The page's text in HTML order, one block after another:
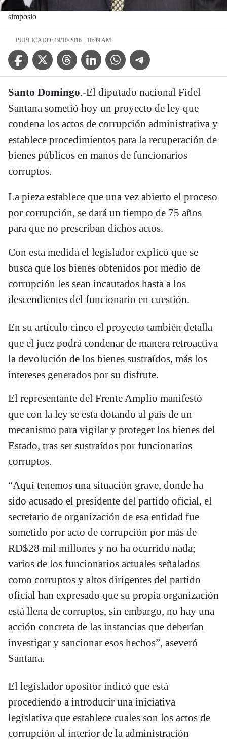
simposio
PUBLICADO: 19/10/2016 - 10:49 AM
Facebook IconTwitter IconThreads IconLinkedin IconWhatsApp IconTelegram Icon
Santo Domingo.-El diputado nacional Fidel
Santana sometió hoy un proyecto de ley que
condena los actos de corrupción administrativa y
establece procedimientos para la recuperación de
bienes públicos en manos de funcionarios
corruptos.
La pieza establece que una vez abierto el proceso
por corrupción, se dará un tiempo de 75 años
para que no prescriban dichos actos.
Con esta medida el legislador explicó que se
busca que los bienes obtenidos por medio de
corrupción les sean incautados hasta a los
descendientes del funcionario en cuestión.
En su artículo cinco el proyecto también detalla
que el juez podrá condenar de manera retroactiva
la devolución de los bienes sustraídos, más los
intereses generados por su disfrute.
El representante del Frente Amplio manifestó
que con la ley se esta dotando al país de un
mecanismo para vigilar y proteger los bienes del
Estado, tras ser sustraídos por funcionarios
corruptos.
“Aquí tenemos una situación grave, donde ha
sido acusado el presidente del partido oficial, el
secretario de organización de esa entidad fue
sometido por acto de corrupción por más de
RD$28 mil millones y no ha ocurrido nada;
varios de los funcionarios actuales señalados
como corruptos y altos dirigentes del partido
oficial han expresado que su propia organización
está llena de corruptos, sin embargo, no hay una
acción concreta de las instancias que deberían
investigar y sancionar esos hechos”, aseveró
Santana.
El legislador opositor indicó que está
procediendo a introducir una iniciativa
legislativa que establece cuales son los actos de
corrupción al interior de la administración